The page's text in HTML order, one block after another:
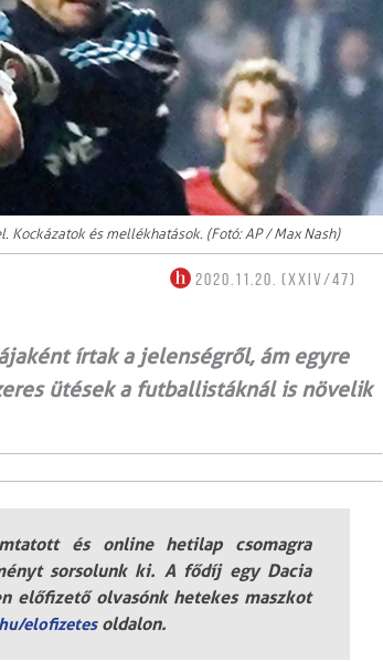
és mellékhatások. (Fotó: AP / Max Nash)
2020.11.20. (XXIV/47)
írtak a jelenségről, ám egyre
ütések a futballistáknál is növelik
és online hetilap csomagra
sorsolunk ki. A fődíj egy Dacia
előfizető olvasónk hetekes maszkot
elofizetesoldalon.